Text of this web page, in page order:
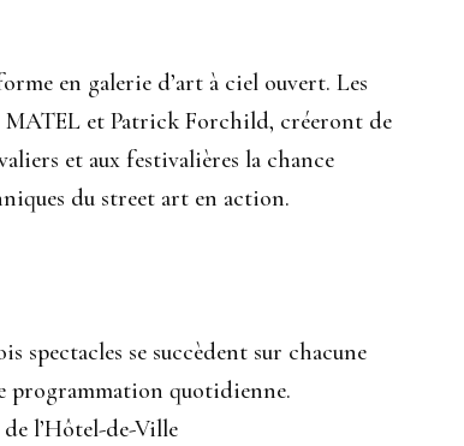
en galerie d’art à ciel ouvert. Les
MATEL et Patrick Forchild, créeront de
et aux festivalières la chance
du street art en action.
spectacles se succèdent sur chacune
programmation quotidienne.
l’Hôtel-de-Ville